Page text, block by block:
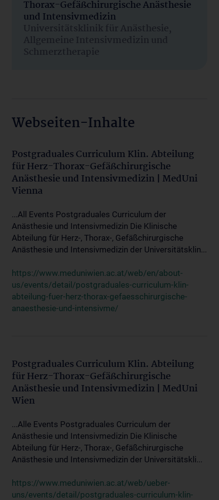
Thorax-Gefäßchirurgische Anästhesie
und Intensivmedizin
Universitätsklinik für Anästhesie,
Allgemeine Intensivmedizin und
Schmerztherapie
Webseiten-Inhalte
Postgraduales Curriculum Klin. Abteilung
für Herz-Thorax-Gefäßchirurgische
Anästhesie und Intensivmedizin | MedUni
Vienna
...All Events Postgraduales Curriculum der
Anästhesie und Intensivmedizin Die Klinische
Abteilung für Herz-, Thorax-, Gefäßchirurgische
Anästhesie und Intensivmedizin der Universitätsklin...
https://www.meduniwien.ac.at/web/en/about-
us/events/detail/postgraduales-curriculum-klin-
abteilung-fuer-herz-thorax-gefaesschirurgische-
anaesthesie-und-intensivme/
Postgraduales Curriculum Klin. Abteilung
für Herz-Thorax-Gefäßchirurgische
Anästhesie und Intensivmedizin | MedUni
Wien
...Alle Events Postgraduales Curriculum der
Anästhesie und Intensivmedizin Die Klinische
Abteilung für Herz-, Thorax-, Gefäßchirurgische
Anästhesie und Intensivmedizin der Universitätskli...
https://www.meduniwien.ac.at/web/ueber-
uns/events/detail/postgraduales-curriculum-klin-